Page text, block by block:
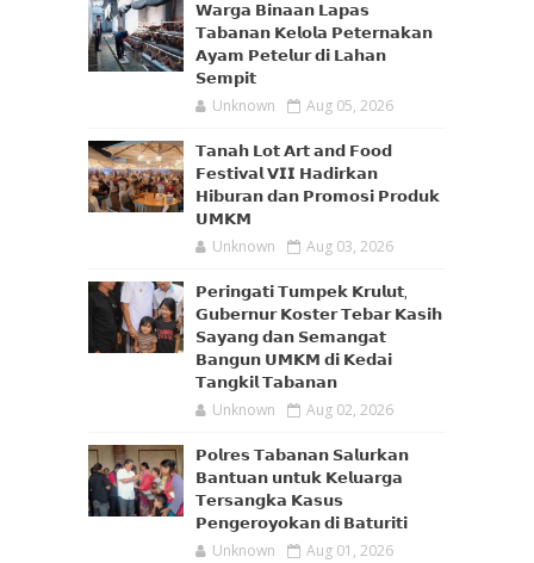
𝗪𝗮𝗿𝗴𝗮 𝗕𝗶𝗻𝗮𝗮𝗻 𝗟𝗮𝗽𝗮𝘀
𝗧𝗮𝗯𝗮𝗻𝗮𝗻 𝗞𝗲𝗹𝗼𝗹𝗮 𝗣𝗲𝘁𝗲𝗿𝗻𝗮𝗸𝗮𝗻
𝗔𝘆𝗮𝗺 𝗣𝗲𝘁𝗲𝗹𝘂𝗿 𝗱𝗶 𝗟𝗮𝗵𝗮𝗻
𝗦𝗲𝗺𝗽𝗶𝘁
Unknown Aug 05, 2026
𝗧𝗮𝗻𝗮𝗵 𝗟𝗼𝘁 𝗔𝗿𝘁 𝗮𝗻𝗱 𝗙𝗼𝗼𝗱
𝗙𝗲𝘀𝘁𝗶𝘃𝗮𝗹 𝗩𝗜𝗜 𝗛𝗮𝗱𝗶𝗿𝗸𝗮𝗻
𝗛𝗶𝗯𝘂𝗿𝗮𝗻 𝗱𝗮𝗻 𝗣𝗿𝗼𝗺𝗼𝘀𝗶 𝗣𝗿𝗼𝗱𝘂𝗸
𝗨𝗠𝗞𝗠
Unknown Aug 03, 2026
𝗣𝗲𝗿𝗶𝗻𝗴𝗮𝘁𝗶 𝗧𝘂𝗺𝗽𝗲𝗸 𝗞𝗿𝘂𝗹𝘂𝘁,
𝗚𝘂𝗯𝗲𝗿𝗻𝘂𝗿 𝗞𝗼𝘀𝘁𝗲𝗿 𝗧𝗲𝗯𝗮𝗿 𝗞𝗮𝘀𝗶𝗵
𝗦𝗮𝘆𝗮𝗻𝗴 𝗱𝗮𝗻 𝗦𝗲𝗺𝗮𝗻𝗴𝗮𝘁
𝗕𝗮𝗻𝗴𝘂𝗻 𝗨𝗠𝗞𝗠 𝗱𝗶 𝗞𝗲𝗱𝗮𝗶
𝗧𝗮𝗻𝗴𝗸𝗶𝗹 𝗧𝗮𝗯𝗮𝗻𝗮𝗻
Unknown Aug 02, 2026
𝗣𝗼𝗹𝗿𝗲𝘀 𝗧𝗮𝗯𝗮𝗻𝗮𝗻 𝗦𝗮𝗹𝘂𝗿𝗸𝗮𝗻
𝗕𝗮𝗻𝘁𝘂𝗮𝗻 𝘂𝗻𝘁𝘂𝗸 𝗞𝗲𝗹𝘂𝗮𝗿𝗴𝗮
𝗧𝗲𝗿𝘀𝗮𝗻𝗴𝗸𝗮 𝗞𝗮𝘀𝘂𝘀
𝗣𝗲𝗻𝗴𝗲𝗿𝗼𝘆𝗼𝗸𝗮𝗻 𝗱𝗶 𝗕𝗮𝘁𝘂𝗿𝗶𝘁𝗶
Unknown Aug 01, 2026